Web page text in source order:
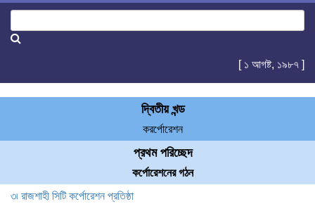
[ ১ আগষ্ট, ১৯৮৭ ]
দ্বিতীয় খন্ড
করর্পোরেশন
প্রথম পরিচ্ছেদ
কর্পোরেশনের গঠন
৩৷ রাজশাহী সিটি কর্পোরেশন প্রতিষ্ঠা